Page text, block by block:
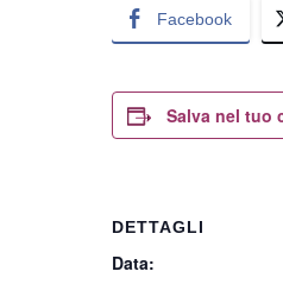
Facebook
Salva nel tuo
DETTAGLI
Data: